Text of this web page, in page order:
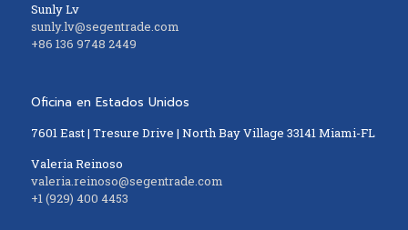
Sunly Lv
sunly.lv@segentrade.com
+86 136 9748 2449
Oficina en Estados Unidos
7601 East | Tresure Drive | North Bay Village 33141 Miami-FL
Valeria Reinoso
valeria.reinoso@segentrade.com
+1 (929) 400 4453